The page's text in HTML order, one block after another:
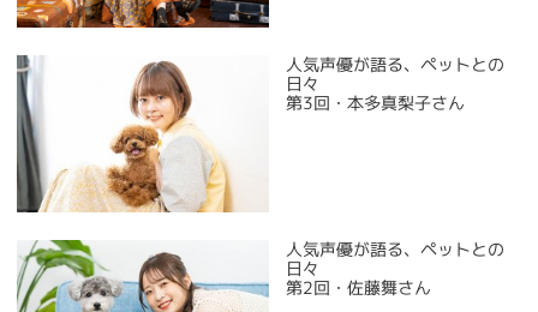
人気声優が語る、ペットとの
日々
第3回・本多真梨子さん
人気声優が語る、ペットとの
日々
第2回・佐藤舞さん